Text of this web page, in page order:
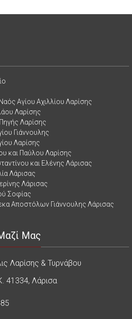
Αγίου Αχιλλίου Λαρίσης
Λαρίσης
Λαρίσης
Γιάννουλης
Λαρίσης
και Παύλου Λαρίσης
και Ελένης Λάρισας
Λάρισας
Λάρισας
Σοφίας
Αποστόλων Γιάννουλης Λάρισας
Μας
Λαρίσης & Τυρνάβου
41334, Λάρισα